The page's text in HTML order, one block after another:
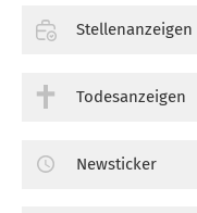
Stellenanzeigen
Todesanzeigen
Newsticker